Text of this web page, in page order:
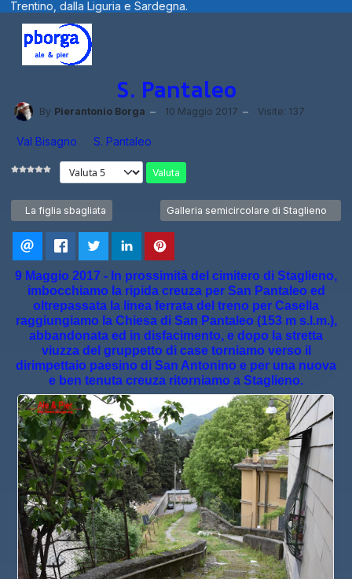
S. Pantaleo
By Pierantonio Borga 10 Maggio 2017 Visite: 137
Val Bisagno
S. Pantaleo
Valuta
Articolo precedente: La figlia sbagliata
La figlia sbagliata Articolo successivo: Galleria
Galleria semicircolare di Staglieno
9 Maggio 2017 - In prossimità del cimitero di Staglieno,
imbocchiamo la ripida creuza per San Pantaleo ed
oltrepassata la linea ferrata del treno per Casella
raggiungiamo la Chiesa di San Pantaleo (153 m s.l.m.),
abbandonata ed in disfacimento, e dopo la stretta
viuzza del gruppetto di case torniamo verso il
dirimpettaio paesino di San Antonino e per una nuova
e ben tenuta creuza ritorniamo a Staglieno.